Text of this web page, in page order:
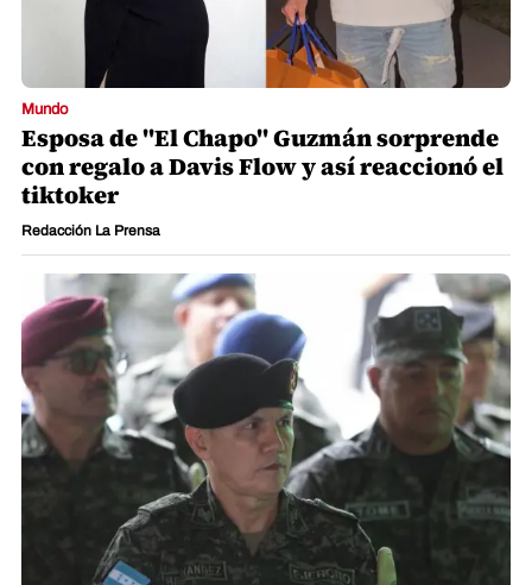
Mundo
Esposa de "El Chapo" Guzmán sorprende
con regalo a Davis Flow y así reaccionó el
tiktoker
Redacción La Prensa